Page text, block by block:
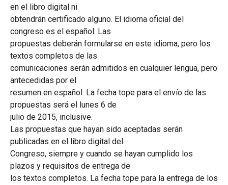
en el libro digital ni
obtendrán certificado alguno. El idioma oficial del
congreso es el español. Las
propuestas deberán formularse en este idioma, pero los
textos completos de las
comunicaciones serán admitidos en cualquier lengua, pero
antecedidas por el
resumen en español. La fecha tope para el envío de las
propuestas será el lunes 6 de
julio de 2015, inclusive.
Las propuestas que hayan sido aceptadas serán
publicadas en el libro digital del
Congreso, siempre y cuando se hayan cumplido los
plazos y requisitos de entrega de
los textos completos. La fecha tope para la entrega de los